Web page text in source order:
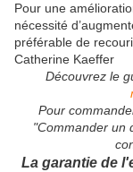
Pour une
nécessité
préférable de
Catherine Kaeffer
Découvrez le
Pour
"Commander un
La garantie de